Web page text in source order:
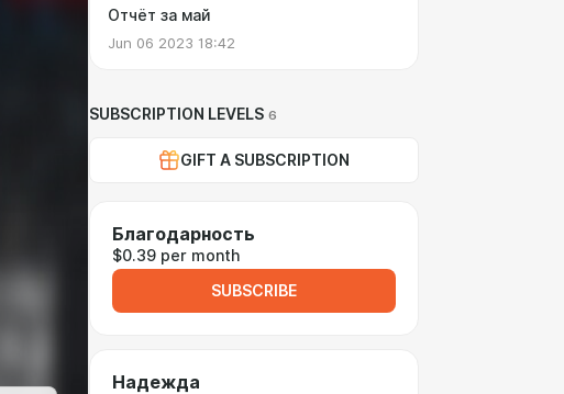
Отчёт за май
Jun 06 2023 18:42
SUBSCRIPTION LEVELS 6
GIFT A SUBSCRIPTION
Благодарность
$0.39 per month
SUBSCRIBE
Надежда